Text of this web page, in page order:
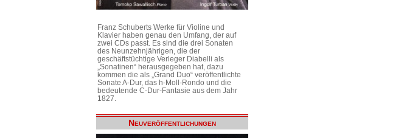
Franz Schuberts Werke für Violine und
Klavier haben genau den Umfang, der auf
zwei CDs passt. Es sind die drei Sonaten
des Neunzehnjährigen, die der
geschäftstüchtige Verleger Diabelli als
„Sonatinen“ herausgegeben hat, dazu
kommen die als „Grand Duo“ veröffentlichte
Sonate A-Dur, das h-Moll-Rondo und die
bedeutende C-Dur-Fantasie aus dem Jahr
1827.
Neuveröffentlichungen